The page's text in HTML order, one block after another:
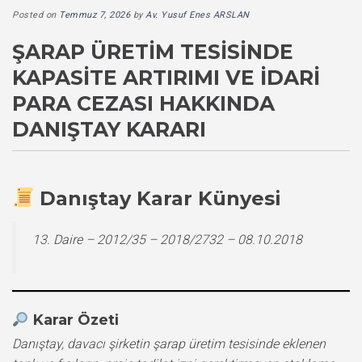
Posted on Temmuz 7, 2026byAv. Yusuf Enes ARSLAN
ŞARAP ÜRETIM TESISINDE
KAPASITE ARTIRIMI VE İDARI
PARA CEZASI HAKKINDA
DANIŞTAY KARARI
Danıştay Karar Künyesi
13. Daire – 2012/35 – 2018/2732 – 08.10.2018
Karar Özeti
Danıştay, davacı şirketin şarap üretim tesisinde eklenen